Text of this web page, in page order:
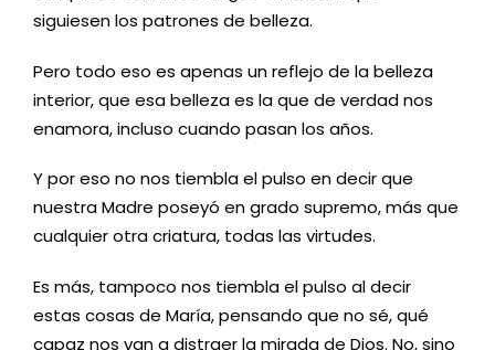
siguiesen los patrones de belleza.
Pero todo eso es apenas un reflejo de la belleza
interior, que esa belleza es la que de verdad nos
enamora, incluso cuando pasan los años.
Y por eso no nos tiembla el pulso en decir que
nuestra Madre poseyó en grado supremo, más que
cualquier otra criatura, todas las virtudes.
Es más, tampoco nos tiembla el pulso al decir
estas cosas de María, pensando que no sé, qué
capaz nos van a distraer la mirada de Dios. No, sino